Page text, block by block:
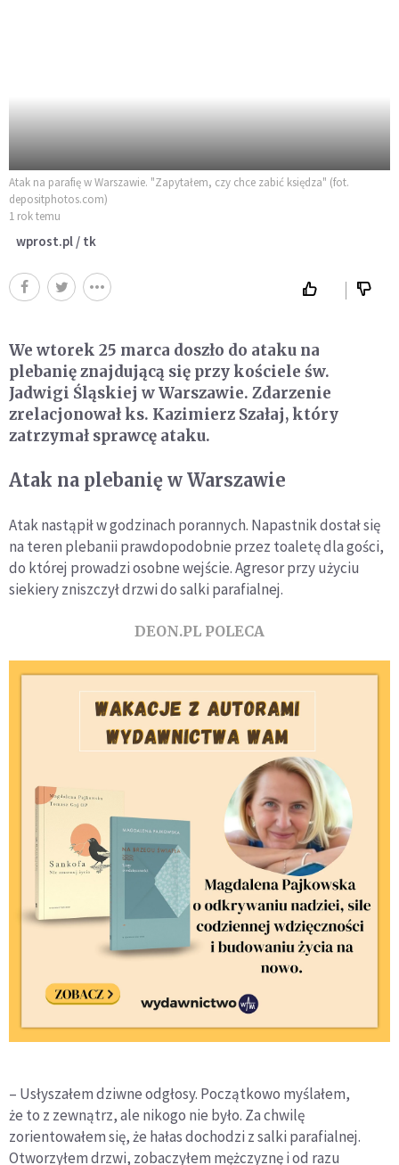
Atak na parafię w Warszawie. "Zapytałem, czy chce zabić księdza" (fot.
depositphotos.com)
1 rok temu
wprost.pl / tk
We wtorek 25 marca doszło do ataku na
plebanię znajdującą się przy kościele św.
Jadwigi Śląskiej w Warszawie. Zdarzenie
zrelacjonował ks. Kazimierz Szałaj, który
zatrzymał sprawcę ataku.
Atak na plebanię w Warszawie
Atak nastąpił w godzinach porannych. Napastnik dostał się
na teren plebanii prawdopodobnie przez toaletę dla gości,
do której prowadzi osobne wejście. Agresor przy użyciu
siekiery zniszczył drzwi do salki parafialnej.
DEON.PL POLECA
– Usłyszałem dziwne odgłosy. Początkowo myślałem,
że to z zewnątrz, ale nikogo nie było. Za chwilę
zorientowałem się, że hałas dochodzi z salki parafialnej.
Otworzyłem drzwi, zobaczyłem mężczyznę i od razu